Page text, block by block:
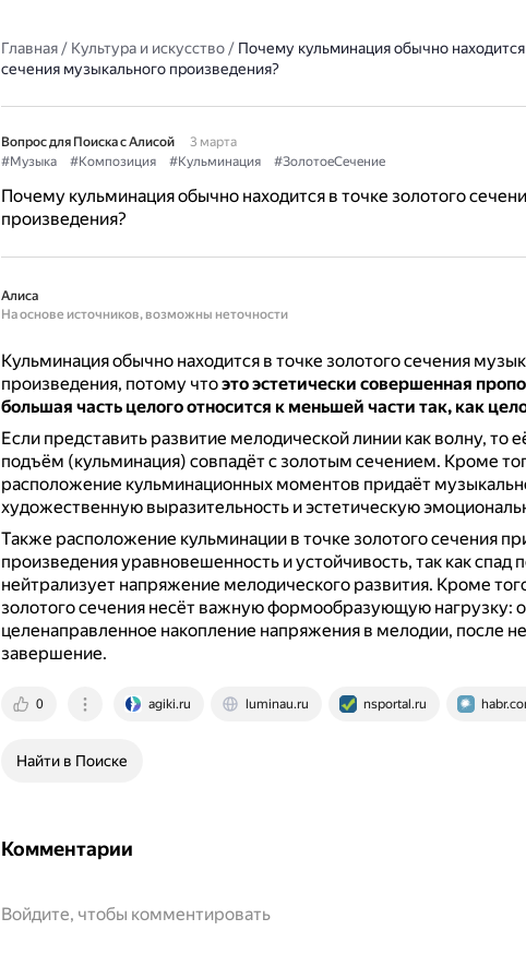
Главная/ Культура и искусство/ Почему кульминация обычно находится
сечения музыкального произведения?
Вопрос для Поиска с Алисой
3 марта
#Музыка
#Композиция #Кульминация #ЗолотоеСечение
Почему кульминация обычно находится в точке золотого
произведения?
Алиса
На основе источников, возможны неточности
Кульминация обычно находится в точке золотого сечения
произведения, потому чтоэто эстетически совершенная
большая часть целого относится к меньшей части так, как
Если представить развитие мелодической линии как волну, то
подъём (кульминация) совпадёт с золотым сечением. Кроме
расположение кульминационных моментов придаёт
художественную выразительность и эстетическую
Также расположение кульминации в точке золотого сечения
произведения уравновешенность и устойчивость, так как спад
нейтрализует напряжение мелодического развития. Кроме
золотого сечения несёт важную формообразующую нагрузку:
целенаправленное накопление напряжения в мелодии, после
завершение.
0 agiki.ru luminau.ru nsportal.ru
Найти в Поиске
Комментарии
Войдите, чтобы комментировать